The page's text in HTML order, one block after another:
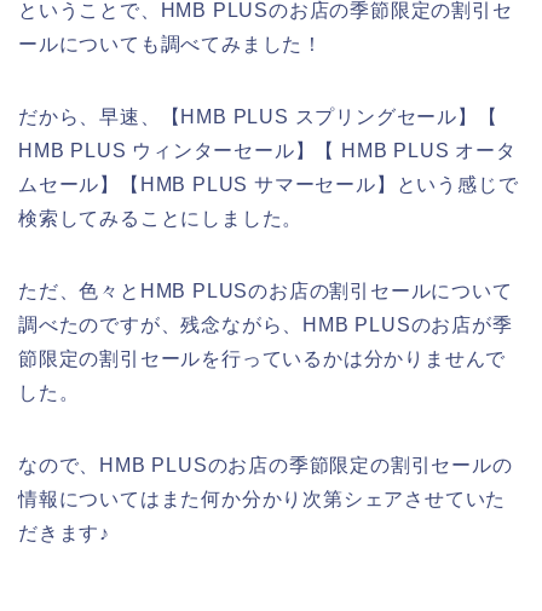
ということで、HMB PLUSのお店の季節限定の割引セ
ールについても調べてみました！
だから、早速、【HMB PLUS スプリングセール】【
HMB PLUS ウィンターセール】【 HMB PLUS オータ
ムセール】【HMB PLUS サマーセール】という感じで
検索してみることにしました。
ただ、色々とHMB PLUSのお店の割引セールについて
調べたのですが、残念ながら、HMB PLUSのお店が季
節限定の割引セールを行っているかは分かりませんで
した。
なので、HMB PLUSのお店の季節限定の割引セールの
情報についてはまた何か分かり次第シェアさせていた
だきます♪